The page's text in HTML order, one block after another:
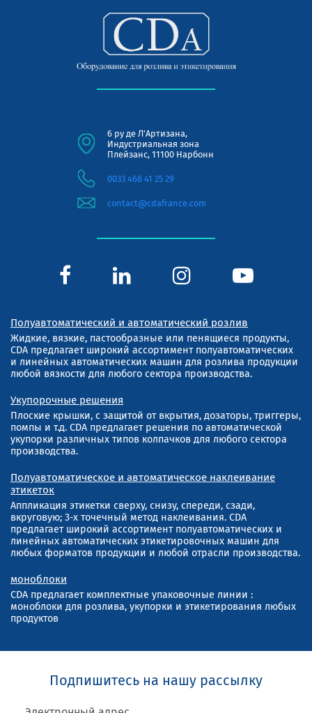
6 ру де Л'Артизана,
Индустриальная зона
Плейзанс, 11100 Нарбонн
0033 468 41 25 29
contact@cdafrance.com
Полуавтоматический и автоматический розлив
Жидкие, вязкие, пастообразные или пенящиеся продукты,
CDA предлагает широкий ассортимент полуавтоматических
и линейных автоматических машин для розлива продукции
любой вязкости для любого сектора производства.
Укупорочные решения
Плоские крышки, с защитой от вкрытия, дозаторы, триггеры,
помпы и т.д. CDA предлагает решения по автоматической
укупорки различных типов колпачков для любого сектора
производства.
Полуавтоматическое и автоматическое наклеивание
этикеток
Аппликация этикетки сверху, снизу, спереди, сзади,
вкруговую; 3-х точечный метод наклеивания. CDA
предлагает широкий ассортимент полуавтоматических и
линейных автоматических этикетировочных машин для
любых форматов продукции и любой отрасли производства.
моноблоки
CDA предлагает комплектные упаковочные линии :
моноблоки для розлива, укупорки и этикетирования любых
продуктов
Подпишитесь на нашу рассылку